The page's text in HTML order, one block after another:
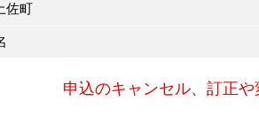
佐町
申込のキャンセル、訂正